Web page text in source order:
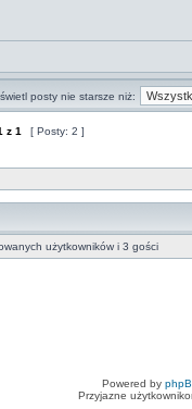
posty nie starsze niż:
z 1 [ Posty: 2 ]
użytkowników i 3 gości
Powered by
Przyjazne